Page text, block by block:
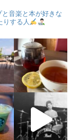
音楽と本が好きな
りする人